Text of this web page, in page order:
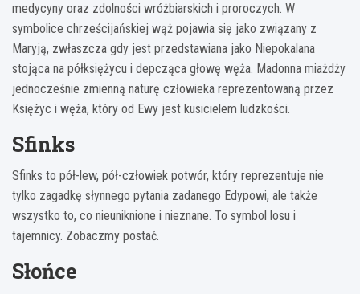
medycyny oraz zdolności wróżbiarskich i proroczych. W
symbolice chrześcijańskiej wąż pojawia się jako związany z
Maryją, zwłaszcza gdy jest przedstawiana jako Niepokalana
stojąca na półksiężycu i depcząca głowę węża. Madonna miażdży
jednocześnie zmienną naturę człowieka reprezentowaną przez
Księżyc i węża, który od Ewy jest kusicielem ludzkości.
Sfinks
Sfinks to pół-lew, pół-człowiek potwór, który reprezentuje nie
tylko zagadkę słynnego pytania zadanego Edypowi, ale także
wszystko to, co nieuniknione i nieznane. To symbol losu i
tajemnicy. Zobaczmy postać.
Słońce